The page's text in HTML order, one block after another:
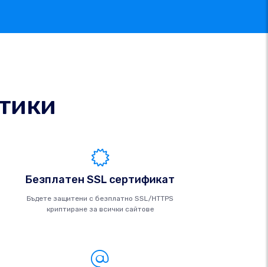
Безплатен SSL сертификат
Бъдете защитени с безплатно SSL/HTTPS
криптиране за всички сайтове